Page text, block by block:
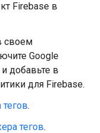
Firebase в
своем
Google
добавьте в
для Firebase.
.
тегов.